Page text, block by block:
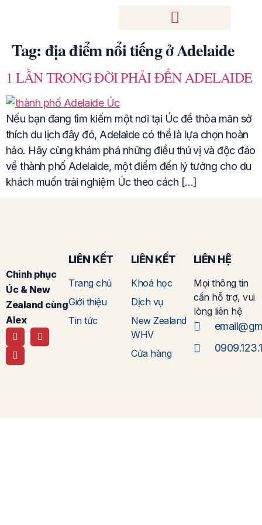
Tag:địa điểm nổi tiếng ở Adelaide
1 LẦN TRONG ĐỜI PHẢI ĐẾN ADELAIDE
Nếu bạn đang tìm kiếm một nơi tại Úc để thỏa mãn sở
thích du lịch đây đó, Adelaide có thể là lựa chọn hoàn
hảo. Hãy cùng khám phá những điều thú vị và độc đáo
về thành phố Adelaide, một điểm đến lý tưởng cho du
khách muốn trải nghiệm Úc theo cách […]
Chinh phục
Úc & New
Zealand cùng
Alex
LIÊN KẾT
Trang chủ
Giới thiệu
Tin tức
LIÊN KẾT
Khoá học
Dịch vụ
New Zealand
WHV
Cửa hàng
LIÊN HỆ
Mọi thông tin
cần hỗ trợ, vui
lòng liên hệ